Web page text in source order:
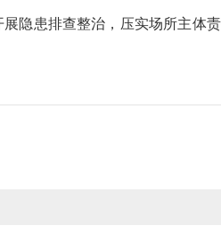
展隐患排查整治，压实场所主体